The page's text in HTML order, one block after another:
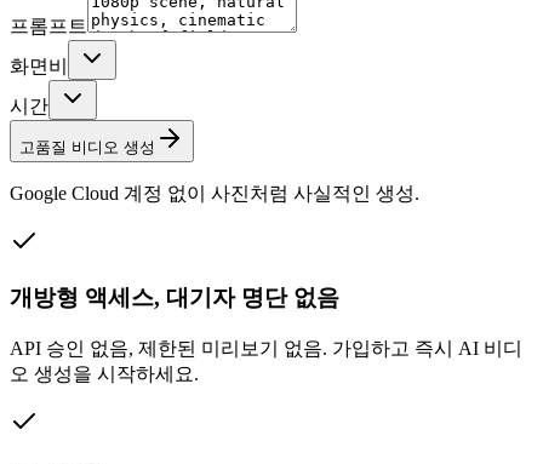
프롬프트
화면비
시간
고품질 비디오 생성
Google Cloud 계정 없이 사진처럼 사실적인 생성.
개방형 액세스, 대기자 명단 없음
API 승인 없음, 제한된 미리보기 없음. 가입하고 즉시 AI 비디
오 생성을 시작하세요.